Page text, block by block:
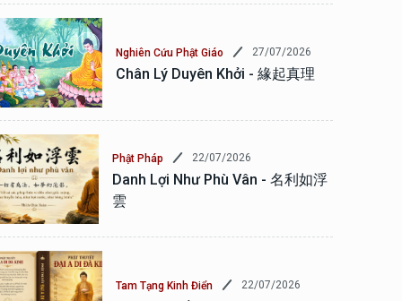
Nghiên Cứu Phật Giáo 27/07/2026
Chân Lý Duyên Khởi - 緣起真理
Phật Pháp 22/07/2026
Danh Lợi Như Phù Vân - 名利如浮
雲
Tam Tạng Kinh Điển 22/07/2026